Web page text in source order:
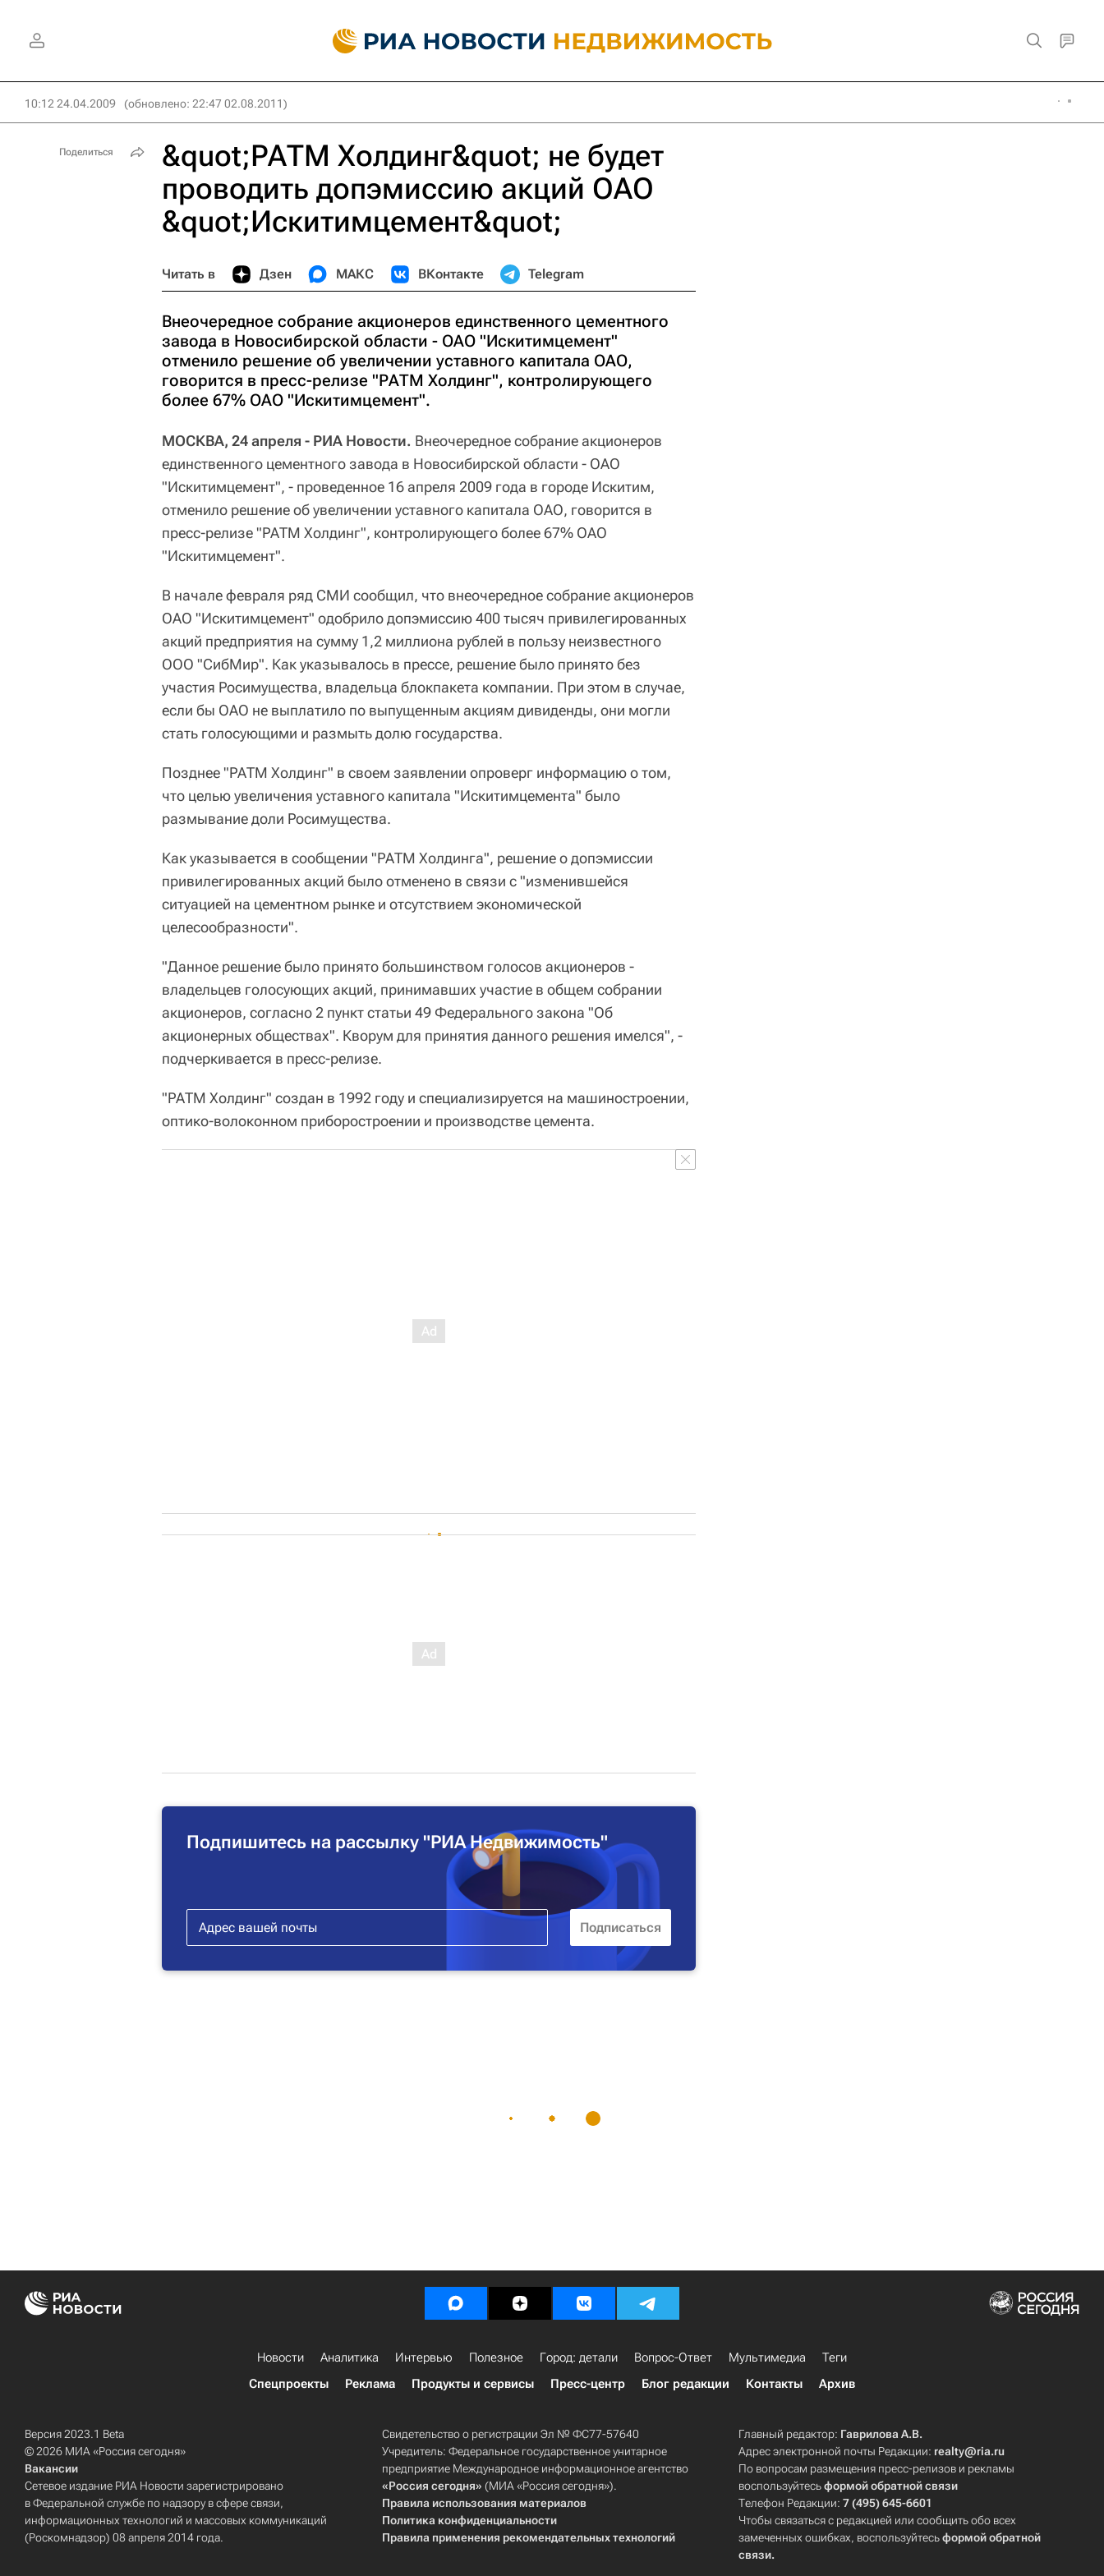
10:12 24.04.2009 (обновлено: 22:47 02.08.2011)
&quot;РАТМ Холдинг&quot; не будет
проводить допэмиссию акций ОАО
&quot;Искитимцемент&quot;
Читать в Дзен МАКС ВКонтакте Telegram
Внеочередное собрание акционеров единственного цементного
завода в Новосибирской области - ОАО "Искитимцемент"
отменило решение об увеличении уставного капитала ОАО,
говорится в пресс-релизе "РАТМ Холдинг", контролирующего
более 67% ОАО "Искитимцемент".
МОСКВА, 24 апреля - РИА Новости. Внеочередное собрание акционеров
единственного цементного завода в Новосибирской области - ОАО
"Искитимцемент", - проведенное 16 апреля 2009 года в городе Искитим,
отменило решение об увеличении уставного капитала ОАО, говорится в
пресс-релизе "РАТМ Холдинг", контролирующего более 67% ОАО
"Искитимцемент".
В начале февраля ряд СМИ сообщил, что внеочередное собрание акционеров
ОАО "Искитимцемент" одобрило допэмиссию 400 тысяч привилегированных
акций предприятия на сумму 1,2 миллиона рублей в пользу неизвестного
ООО "СибМир". Как указывалось в прессе, решение было принято без
участия Росимущества, владельца блокпакета компании. При этом в случае,
если бы ОАО не выплатило по выпущенным акциям дивиденды, они могли
стать голосующими и размыть долю государства.
Позднее "РАТМ Холдинг" в своем заявлении опроверг информацию о том,
что целью увеличения уставного капитала "Искитимцемента" было
размывание доли Росимущества.
Как указывается в сообщении "РАТМ Холдинга", решение о допэмиссии
привилегированных акций было отменено в связи с "изменившейся
ситуацией на цементном рынке и отсутствием экономической
целесообразности".
"Данное решение было принято большинством голосов акционеров -
владельцев голосующих акций, принимавших участие в общем собрании
акционеров, согласно 2 пункт статьи 49 Федерального закона "Об
акционерных обществах". Кворум для принятия данного решения имелся", -
подчеркивается в пресс-релизе.
"РАТМ Холдинг" создан в 1992 году и специализируется на машиностроении,
оптико-волоконном приборостроении и производстве цемента.
Подпишитесь на рассылку "РИА Недвижимость"
Поделиться
Новости Аналитика Интервью Полезное Город: детали Вопрос-Ответ Мультимедиа
Теги
Спецпроекты
Реклама Продукты и сервисы Пресс-центр Блог редакции Контакты Архив
Версия 2023.1 Beta
© 2026 МИА «Россия сегодня»
Вакансии
Сетевое издание РИА Новости зарегистрировано
в Федеральной службе по надзору в сфере связи,
информационных технологий и массовых коммуникаций
(Роскомнадзор) 08 апреля 2014 года.
Свидетельство о регистрации Эл № ФС77-57640
Учредитель: Федеральное государственное унитарное
предприятие Международное информационное агентство
«Россия сегодня» (МИА «Россия сегодня»).
Правила использования материалов
Политика конфиденциальности
Правила применения рекомендательных технологий
Главный редактор: Гаврилова А.В.
Адрес электронной почты Редакции: realty@ria.ru
По вопросам размещения пресс-релизов и рекламы
воспользуйтесьформой обратной связи
Телефон Редакции:7 (495) 645-6601
Чтобы связаться с редакцией или сообщить обо всех
замеченных ошибках, воспользуйтесьформой обратной
связи.